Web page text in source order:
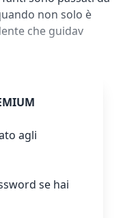
non solo è
che guidav
agli
se hai